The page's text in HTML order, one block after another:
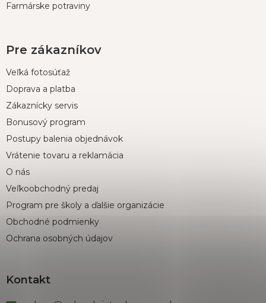
Farmárske potraviny
Pre zákazníkov
Veľká fotosúťaž
Doprava a platba
Zákaznícky servis
Bonusový program
Postupy balenia objednávok
Vrátenie tovaru a reklamácia
O nás
Veľkoobchodný predaj
Program pre školy a ďalšie organizácie
Obchodné podmienky
Ochrana osobných údajov
Kontakt